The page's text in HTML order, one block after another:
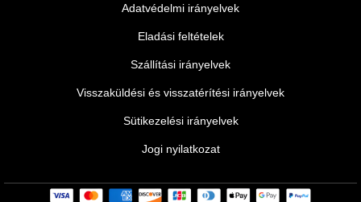
Adatvédelmi irányelvek
Eladási feltételek
Szállítási irányelvek
Visszaküldési és visszatérítési irányelvek
Sütikezelési irányelvek
Jogi nyilatkozat